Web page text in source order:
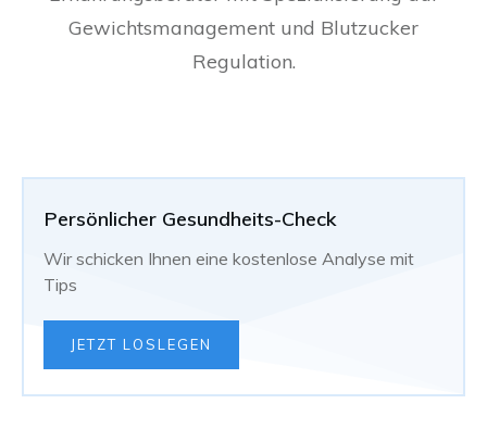
Gewichtsmanagement und Blutzucker
Regulation.
Persönlicher Gesundheits-Check
Wir schicken Ihnen eine kostenlose Analyse mit
Tips
JETZT LOSLEGEN